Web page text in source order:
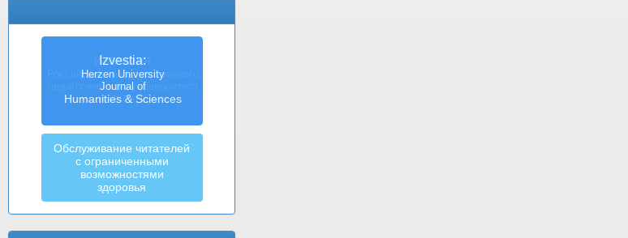
Izvestia:
Herzen University
Journal of
Humanities & Sciences
Обслуживание читателей
с ограниченными
возможностями
здоровья